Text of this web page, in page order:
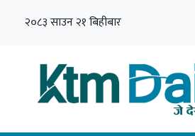
२०८३ साउन २१ बिहीबार